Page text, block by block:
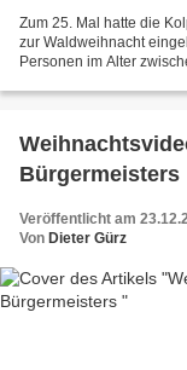
Zum 25. Mal hatte die
zur Waldweihnacht
Personen im Alter
Bürgermeisters
Veröffentlicht am
Von Dieter Gürz